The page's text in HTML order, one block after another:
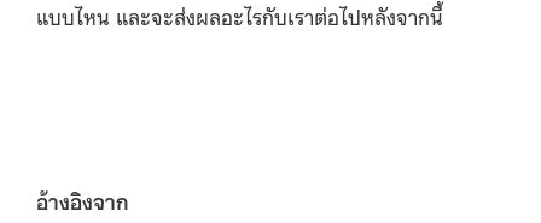
แบบไหน และจะส่งผลอะไรกับเราต่อไปหลังจากนี้
อ้างอิงจาก